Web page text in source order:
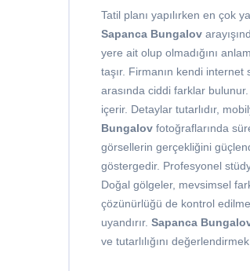
Tatil planı yapılırken en çok
Sapanca Bungalov
yere ait olup olmadığını
taşır. Firmanın kendi
arasında ciddi farklar
içerir. Detaylar tutarlıdır,
Bungalov fotoğraflarında
görsellerin gerçekliğini
göstergedir. Profesyonel
Doğal gölgeler, mevsimsel
çözünürlüğü de kontrol
uyandırır. Sapanca
ve tutarlılığını